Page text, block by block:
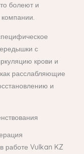
болеют и
с
крови и
расслабляющие
и
работе Vulkan KZ